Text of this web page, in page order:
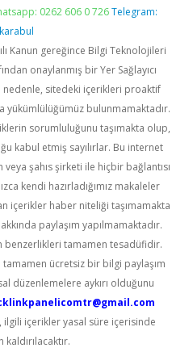
0262 606 0 726 Telegram:
Kanun gereğince Bilgi Teknolojileri
onaylanmış bir Yer Sağlayıcı
sitedeki içerikleri proaktif
yükümlülüğümüz bulunmamaktadır.
sorumluluğunu taşımakta olup,
kabul etmiş sayılırlar. Bu internet
şahıs şirketi ile hiçbir bağlantısı
kendi hazırladığımız makaleler
içerikler haber niteliği taşımamakta
paylaşım yapılmamaktadır.
benzerlikleri tamamen tesadüfidir.
tamamen ücretsiz bir bilgi paylaşım
düzenlemelere aykırı olduğunu
içerikler yasal süre içerisinde